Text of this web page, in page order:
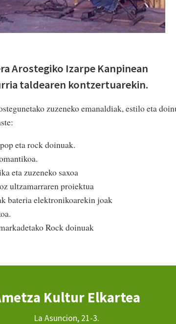
Arostegiko Izarpe Kanpinean
taldearen kontzertuarekin.
zuzeneko emanaldiak, estilo eta
eta rock doinuak.
eta zuzeneko saxoa
ultzamarraren proiektua
bateria elektronikoarekin joak
Rock doinuak
Kultur Elkartea
La Asuncion, 21-3.